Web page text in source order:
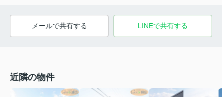
メールで共有する LINEで共有する
近隣の物件